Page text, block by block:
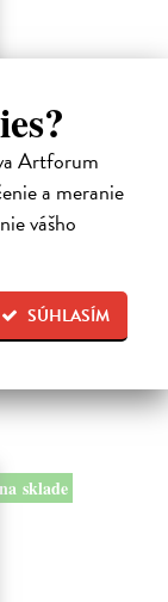
Artforum
a meranie
vášho
SÚHLASÍM
a jeho
Dominik
slovenských
na sklade